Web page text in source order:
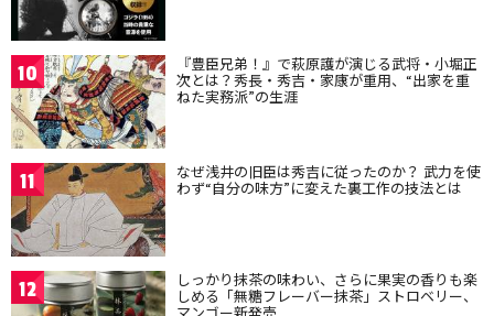
10 『豊臣兄弟！』で萩原護が演じる武将・小堀正
次とは？秀長・秀吉・家康が重用、“出家を重
ねた実務派”の生涯
11 なぜ浅井の旧臣は秀吉に従ったのか？ 武力を使
わず“自分の味方”に変えた裏工作の技法とは
12 しっかり抹茶の味わい、さらに果実の香りも楽
しめる「無糖フレーバー抹茶」ストロベリー、